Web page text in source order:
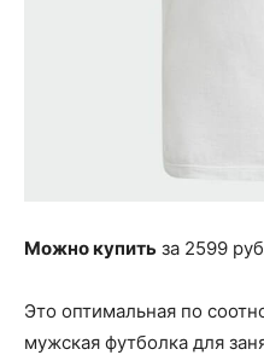
Можно купить за 2599
Это оптимальная по
мужская футболка для